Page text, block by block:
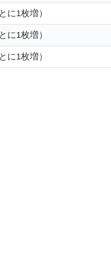
に1枚増）
に1枚増）
に1枚増）